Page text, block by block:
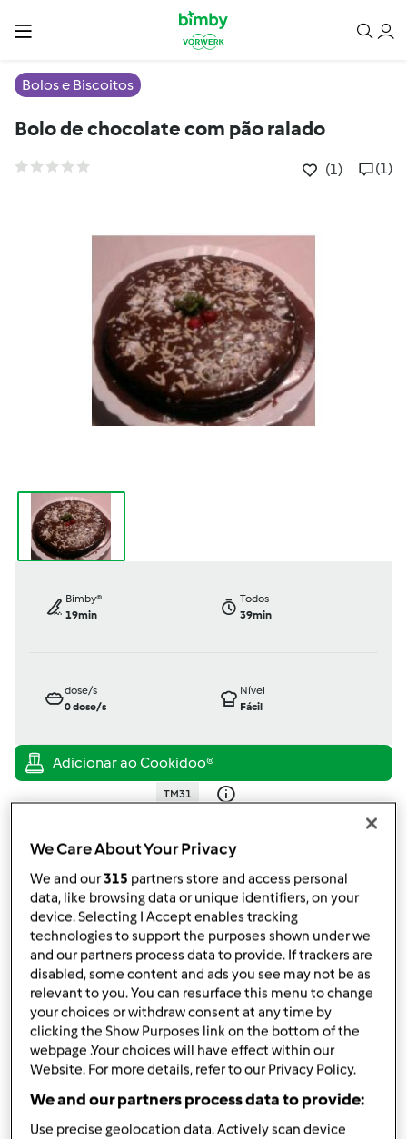
Bolos e Biscoitos
Bolo de chocolate com pão ralado
(1) (1)
Bimby®
19min
Todos
39min
dose/s
0dose/s
Nível
Fácil
TM31
alterado: 18.12.2014
Adicionar às minhas coleções
Partilhar receita
Criar uma variante
Ingredientes
Para o bolo:
1 colher de café de fermento em pó;
We Care About Your Privacy
We and our315 partners store and access personal
data, like browsing data or unique identifiers, on your
device. Selecting I Accept enables tracking
technologies to support the purposes shown under we
and our partners process data to provide. If trackers are
disabled, some content and ads you see may not be as
relevant to you. You can resurface this menu to change
your choices or withdraw consent at any time by
clicking the Show Purposes link on the bottom of the
webpage .Your choices will have effect within our
Website. For more details, refer to our Privacy Policy.
We and our partners process data to provide:
Use precise geolocation data. Actively scan device